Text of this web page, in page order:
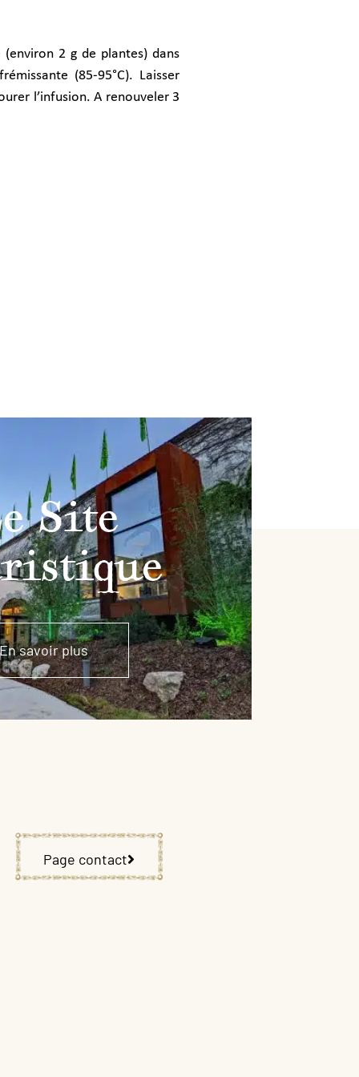
(environ 2 g de plantes) dans
(85-95°C). Laisser
l’infusion. A renouveler 3
Site
En savoir plus
Page contact